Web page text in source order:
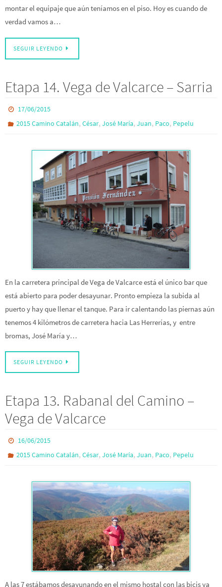
montar el equipaje que aún teníamos en el piso. Hoy es cuando de
verdad vamos a…
SEGUIR LEYENDO
Etapa 14. Vega de Valcarce – Sarria
17/06/2015
2015 Camino Catalán,César,José María,Juan, Paco, Pepelu
En la carretera principal de Vega de Valcarce está el único bar que
está abierto para poder desayunar. Pronto empieza la subida al
puerto y hay que llenar el tanque. Para ir calentando las piernas aún
tenemos 4 kilómetros de carretera hacia Las Herrerías, y entre
bromas, José María y…
SEGUIR LEYENDO
Etapa 13. Rabanal del Camino –
Vega de Valcarce
16/06/2015
2015 Camino Catalán,César,José María,Juan, Paco, Pepelu
A las 7 estábamos desayunando en el mismo hostal con las bicis ya